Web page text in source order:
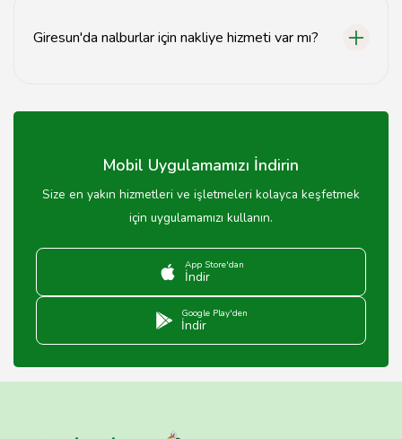
Giresun'da nalburlar için nakliye hizmeti var mı?
sunmaktadır.
Mobil Uygulamamızı İndirin
Size en yakın hizmetleri ve işletmeleri kolayca keşfetmek
için uygulamamızı kullanın.
App Store'dan
İndir
Google Play'den
İndir